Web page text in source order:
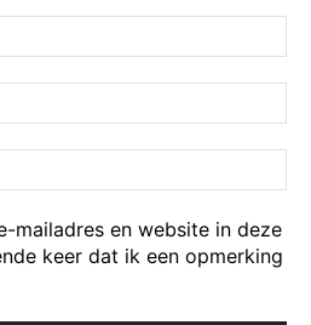
mailadres en website in deze
keer dat ik een opmerking